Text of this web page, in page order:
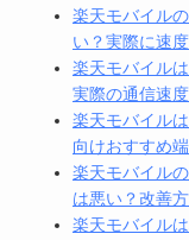
楽天モバイル
い？実際に速
楽天モバイル
実際の通信速
楽天モバイル
向けおすすめ
楽天モバイル
は悪い？改善
楽天モバイル